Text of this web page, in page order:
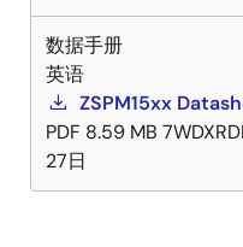
数据手册
英语
ZSPM15xx
PDF 8.59 MB
27日